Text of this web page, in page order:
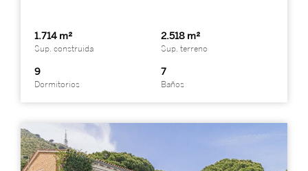
1.714 m²
Sup. construida
2.518 m²
Sup. terreno
9
Dormitorios
7
Baños